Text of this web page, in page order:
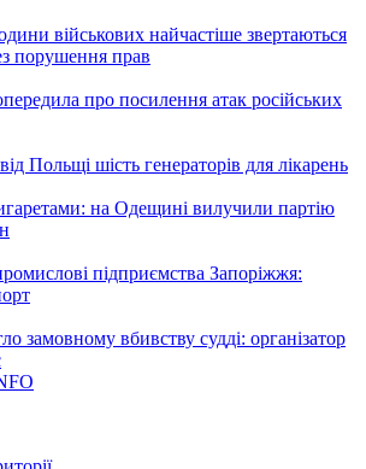
військових найчастіше звертаються
порушення прав
про посилення атак російських
Польщі шість генераторів для лікарень
на Одещині вилучили партію
підприємства Запоріжжя:
замовному вбивству судді: організатор